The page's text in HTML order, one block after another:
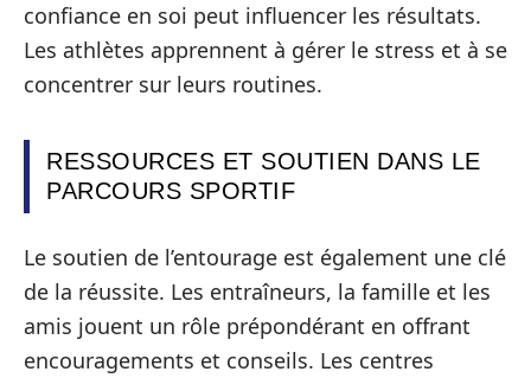
confiance en soi peut influencer les résultats.
Les athlètes apprennent à gérer le stress et à se
concentrer sur leurs routines.
RESSOURCES ET SOUTIEN DANS LE
PARCOURS SPORTIF
Le soutien de l’entourage est également une clé
de la réussite. Les entraîneurs, la famille et les
amis jouent un rôle prépondérant en offrant
encouragements et conseils. Les centres